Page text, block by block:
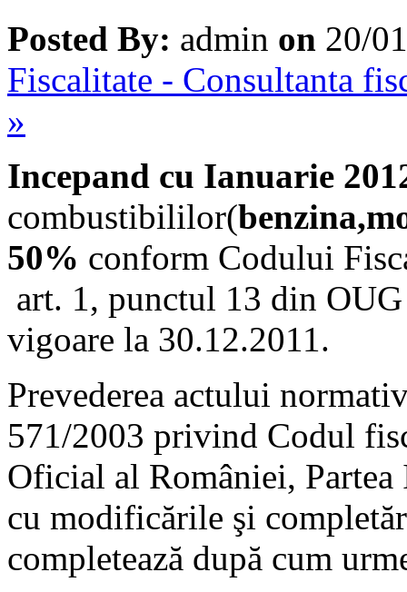
Posted By: admin on 20/
Fiscalitate - Consultanta
»
Incepand cu Ianuarie
combustibililor(
50% conform Codului
art. 1, punctul 13 din
vigoare la 30.12.2011.
Prevederea actului
571/2003 privind Codul
Oficial al României,
cu modificările şi
completează după cum